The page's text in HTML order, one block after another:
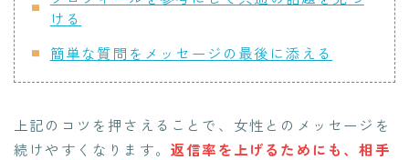
ける
簡単な質問をメッセージの最後に添える
上記のコツを押さえることで、女性とのメッセージを
続けやすくなります。 返信率を上げるためにも、相手